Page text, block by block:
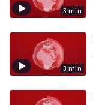
3 min
3 min